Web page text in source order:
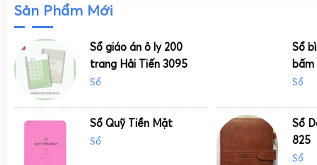
Sản Phẩm Mới
Sổ giáo án ô ly 200
trang Hải Tiến 3095
Sổ
Sổ
Sổ
Sổ Quỹ Tiền Mặt
Sổ
Sổ
825
Sổ